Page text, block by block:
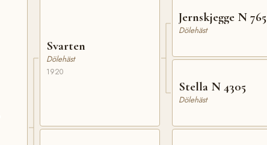
Svarten
Dölehäst
1920
Jernskjegge N 765
Dölehäst
Stella N 4305
Dölehäst